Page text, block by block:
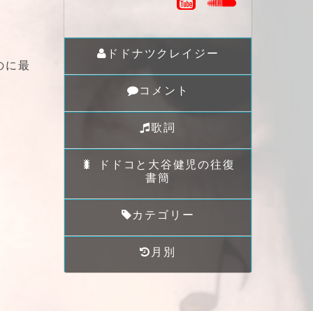
に最
ドドナツクレイジー
コメント
歌詞
🐛 ドドコと大谷健児の往復
書簡
カテゴリー
月別